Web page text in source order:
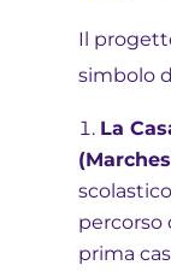
Il
simbolo
La
percorso
prima